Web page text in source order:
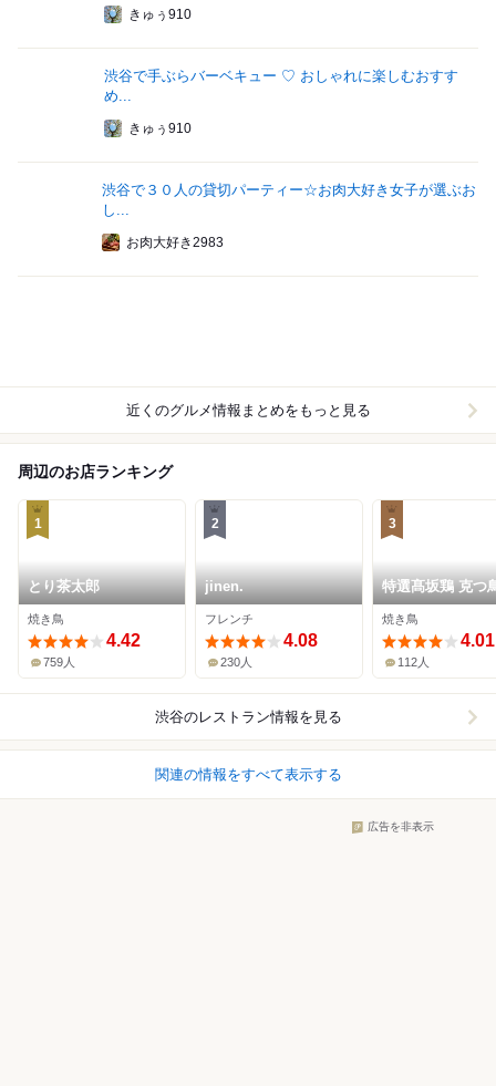
きゅぅ910
渋谷で手ぶらバーベキュー ♡ おしゃれに楽しむおすす
め...
きゅぅ910
渋谷で３０人の貸切パーティー☆お肉大好き女子が選ぶお
し...
お肉大好き2983
近くのグルメ情報まとめをもっと見る
周辺のお店ランキング
1
とり茶太郎
焼き鳥
4.42
759人
2
jinen.
フレンチ
4.08
230人
3
特選髙坂鶏 克つ
焼き鳥
4.01
112人
渋谷のレストラン情報を見る
関連の情報をすべて表示する
広告を非表示